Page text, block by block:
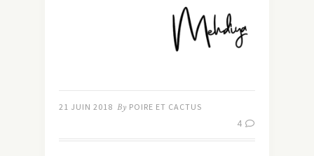
21 JUIN 2018 By POIRE ET CACTUS
4